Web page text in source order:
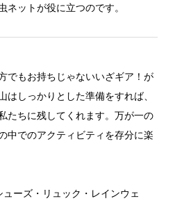
ットが役に立つのです。
でもお持ちじゃないいざギア！が
しっかりとした準備をすれば、
たちに残してくれます。万が一の
中でのアクティビティを存分に楽
ーズ・リュック・レインウェ